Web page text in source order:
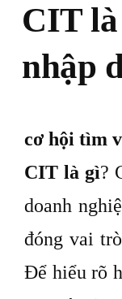
CIT
nhập
cơ hội tìm
CIT là gì?
doanh
đóng vai
Để hiểu rõ